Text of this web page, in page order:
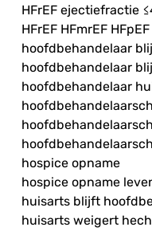
HFrEF ejectiefractie
HFrEF HFmrEF HFpEF
hoofdbehandelaar
hoofdbehandelaar
hoofdbehandelaar
hospice opname
hospice opname
huisarts blijft
huisarts weigert